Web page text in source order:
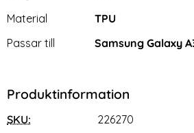
NORTHJO Galaxy A35 5G
Material
TPU
Passar till
Samsung Galaxy
Produktinformation
SKU: 226270